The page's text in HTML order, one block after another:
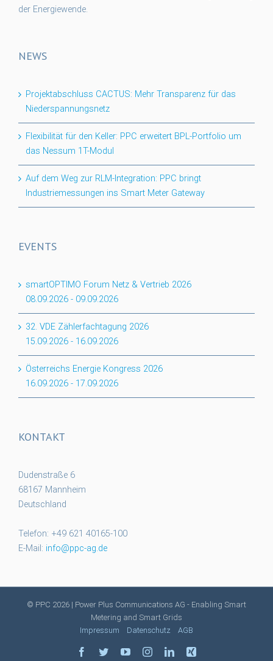
der Energiewende.
NEWS
Projektabschluss CACTUS: Mehr Transparenz für das
Niederspannungsnetz
Flexibilität für den Keller: PPC erweitert BPL-Portfolio um
das Nessum 1T-Modul
Auf dem Weg zur RLM-Integration: PPC bringt
Industriemessungen ins Smart Meter Gateway
EVENTS
smartOPTIMO Forum Netz & Vertrieb 2026
08.09.2026 - 09.09.2026
32. VDE Zählerfachtagung 2026
15.09.2026 - 16.09.2026
Österreichs Energie Kongress 2026
16.09.2026 - 17.09.2026
KONTAKT
Dudenstraße 6
68167 Mannheim
Deutschland
Telefon: +49 621 40165-100
E-Mail: info@ppc-ag.de
© PPC 2026 | Power Plus Communications AG - Enabling Smart
Metering and Smart Grids
Impressum
Datenschutz AGB
facebook
twitteryoutubeinstagram
linkedinxing